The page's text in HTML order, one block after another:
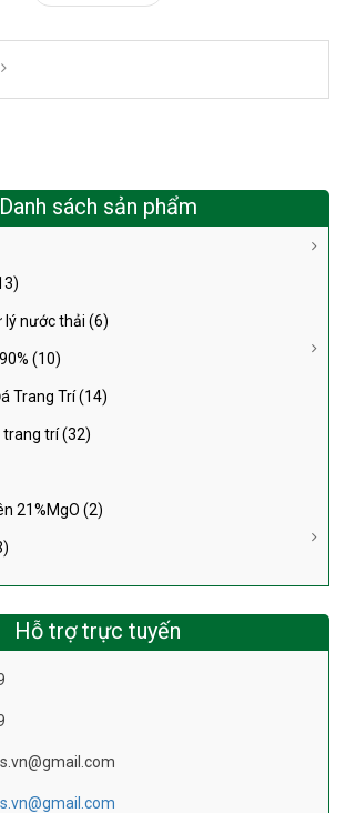
Danh sách sản phẩm
lý nước thải (6)
(10)
Trang Trí (14)
trang trí (32)
21%MgO (2)
Hỗ trợ trực tuyến